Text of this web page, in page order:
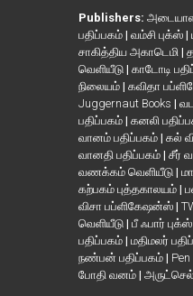
Publishers:
பதிப்பகம் | வம்சி புக்ஸ் |
சாகித்திய அகாடெமி |
வெளியீடு | காடோடி
நிலையம் | கவிதா
Juggernaut Books |
பதிப்பகம் | கனலி
வானம் பதிப்பகம் | கல்
வானதி பதிப்பகம் | சீர்
வணக்கம் வெளியீடு |
கற்பகம் புத்தகாலயம் |
விசா பப்ளிகேஷன்ஸ் |
வெளியீடு | பீ ஃபார் புக்ஸ்
பதிப்பகம் | மதிமலர்
நண்பன் பதிப்பகம் |
போதி வனம் |